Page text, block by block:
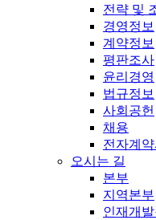
전략 및
경영정보
계약정보
평판조사
윤리경영
법규정보
사회공헌
채용
전자계
오시는 길
본부
지역본부
인재개발